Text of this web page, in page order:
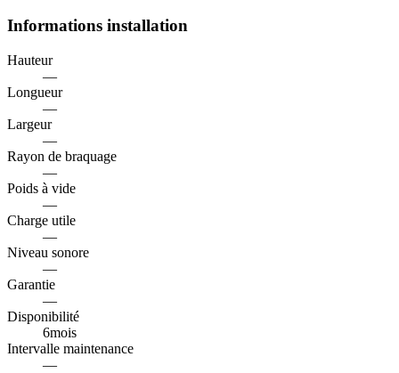
Informations installation
Hauteur
—
Longueur
—
Largeur
—
Rayon de braquage
—
Poids à vide
—
Charge utile
—
Niveau sonore
—
Garantie
—
Disponibilité
6mois
Intervalle maintenance
—